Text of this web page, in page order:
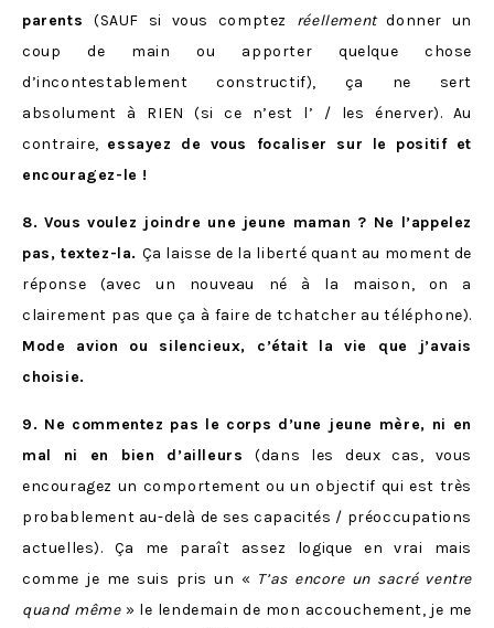
parents (SAUF si vous comptez réellementdonner un
coup de main ou apporter quelque chose
d’incontestablement constructif), ça ne sert
absolument à RIEN (si ce n’est l’ / les énerver). Au
contraire, essayez de vous focaliser sur le positif et
encouragez-le !
8. Vous voulez joindre une jeune maman ? Ne l’appelez
pas, textez-la. Ça laisse de la liberté quant au moment de
réponse (avec un nouveau né à la maison, on a
clairement pas que ça à faire de tchatcher au téléphone).
Mode avion ou silencieux, c’était la vie que j’avais
choisie.
9. Ne commentez pas le corps d’une jeune mère, ni en
mal ni en bien d’ailleurs(dans les deux cas, vous
encouragez un comportement ou un objectif qui est très
probablement au-delà de ses capacités / préoccupations
actuelles). Ça me paraît assez logique en vrai mais
comme je me suis pris un « T’as encore un sacré ventre
quand même» le lendemain de mon accouchement, je me